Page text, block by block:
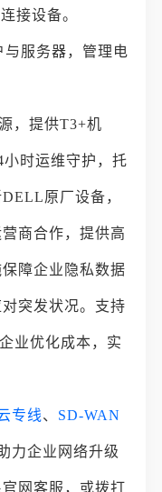
接设备。
服务器，管理电
，提供T3+机
时运维守护，托
原厂设备，
商合作，提供高
障企业隐私数据
突发状况。支持
业优化成本，实
专线、 SD-WAN
力企业网络升级
网客服，或拨打